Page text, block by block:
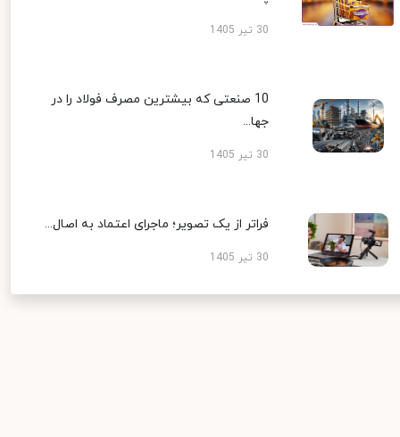
30 تیر 1405
10 صنعتی که بیشترین مصرف فولاد را در
جها...
30 تیر 1405
فراتر از یک تصویر؛ ماجرای اعتماد به اصال...
30 تیر 1405